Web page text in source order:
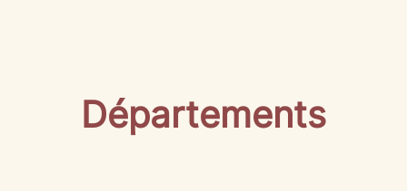
Départements
MANAGEMENT
BOULANGERIE